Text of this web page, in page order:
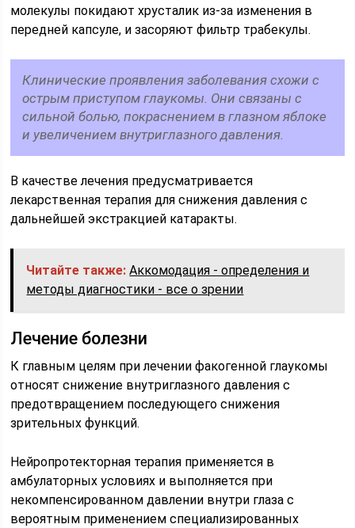
молекулы покидают хрусталик из-за изменения в
передней капсуле, и засоряют фильтр трабекулы.
Клинические проявления заболевания схожи с
острым приступом глаукомы. Они связаны с
сильной болью, покраснением в глазном яблоке
и увеличением внутриглазного давления.
В качестве лечения предусматривается
лекарственная терапия для снижения давления с
дальнейшей экстракцией катаракты.
Читайте также: Аккомодация - определения и
методы диагностики - все о зрении
Лечение болезни
К главным целям при лечении факогенной глаукомы
относят снижение внутриглазного давления с
предотвращением последующего снижения
зрительных функций.
Нейропротекторная терапия применяется в
амбулаторных условиях и выполняется при
некомпенсированном давлении внутри глаза с
вероятным применением специализированных